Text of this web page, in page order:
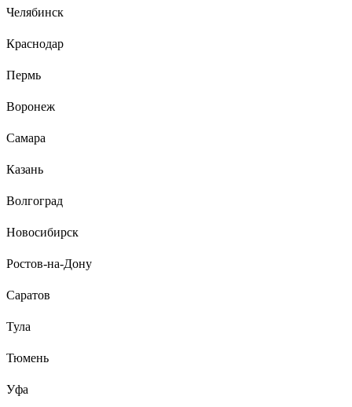
Сравнительно низкая стоимость, близость пункта выдачи.
Челябинск
Краснодар
Пермь
Воронеж
Самара
Казань
Волгоград
Новосибирск
Ростов-на-Дону
Саратов
Тула
Тюмень
Уфа